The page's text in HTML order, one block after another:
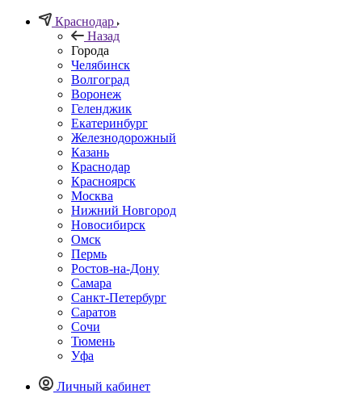
Краснодар
Назад
Города
Челябинск
Волгоград
Воронеж
Геленджик
Екатеринбург
Железнодорожный
Казань
Краснодар
Красноярск
Москва
Нижний Новгород
Новосибирск
Омск
Пермь
Ростов-на-Дону
Самара
Санкт-Петербург
Саратов
Сочи
Тюмень
Уфа
Личный кабинет